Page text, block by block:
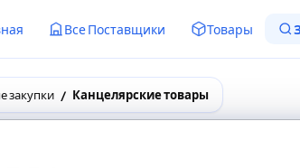
Все Поставщики Товары
закупки Канцелярские товары